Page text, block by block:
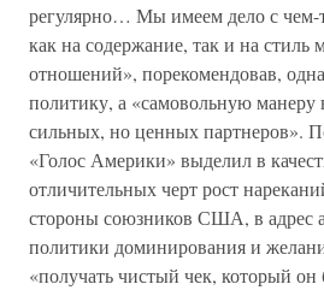
регулярно… Мы имеем дело с
как на содержание, так и на
отношений», порекомендовав,
политику, а «самовольную
сильных, но ценных партнеров».
«Голос Америки» выделил в
отличительных черт рост
стороны союзников США, в адрес
политики доминирования и
«получать чистый чек, который он